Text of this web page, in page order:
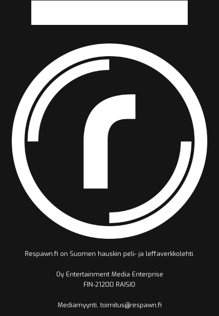
Respawn.fi on Suomen hauskin peli- ja leffaverkkolehti.
Oy Entertainment Media Enterprise
FIN-21200 RAISIO
Mediamyynti, toimitus@respawn.fi